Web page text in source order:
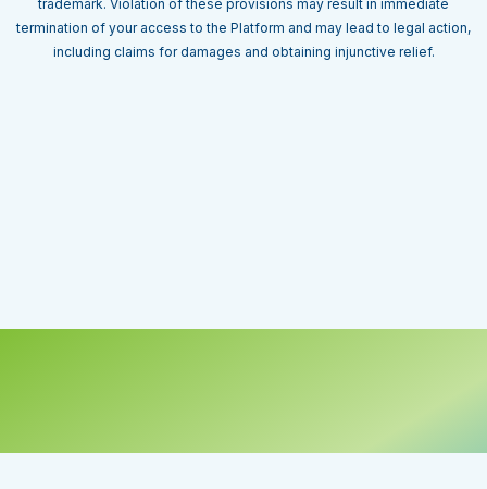
trademark. Violation of these provisions may result in immediate
termination of your access to the Platform and may lead to legal action,
including claims for damages and obtaining injunctive relief.